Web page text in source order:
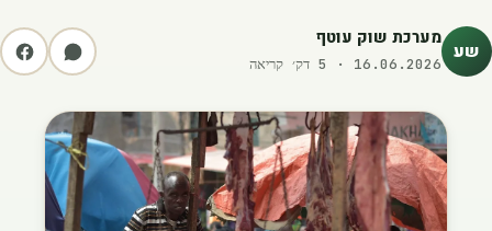
שע מערכת שוק עוטף
16.06.2026
·
5 דק׳ קריאה